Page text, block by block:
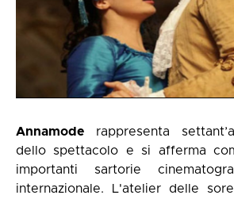
Annamode rappresenta
dello spettacolo e si afferma
importanti sartorie
internazionale. L'atelier delle